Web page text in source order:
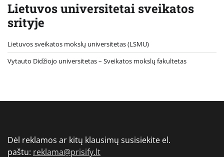
Lietuvos universitetai sveikatos
srityje
Lietuvos sveikatos mokslų universitetas (LSMU)
Vytauto Didžiojo universitetas– Sveikatos mokslų fakultetas
Dėl reklamos ar kitų klausimų susisiekite el.
paštu: reklama@prisify.lt